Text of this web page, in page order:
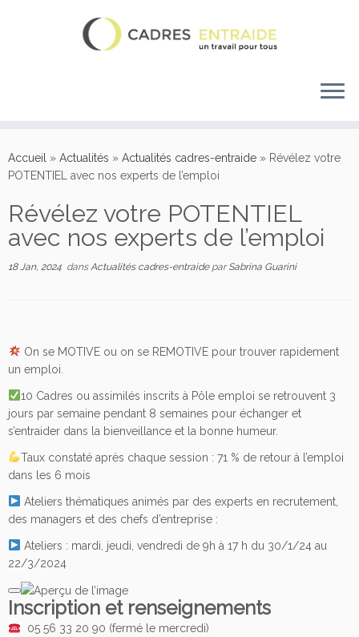
Accueil » Actualités » Actualités cadres-entraide » Révélez votre
POTENTIEL avec nos experts de l’emploi
Révélez votre POTENTIEL
avec nos experts de l’emploi
18 Jan, 2024 dansActualités cadres-entraide parSabrina Guarini
On se MOTIVE ou on se REMOTIVE pour trouver rapidement
un emploi.
10 Cadres ou assimilés inscrits à Pôle emploi se retrouvent 3
jours par semaine pendant 8 semaines pour échanger et
s’entraider dans la bienveillance et la bonne humeur.
Taux constaté après chaque session : 71 % de retour à l’emploi
dans les 6 mois
Ateliers thématiques animés par des experts en recrutement,
des managers et des chefs d’entreprise :
Ateliers : mardi, jeudi, vendredi de 9h à 17 h du 30/1/24 au
22/3/2024
Inscription et renseignements
05 56 33 20 90 (fermé le mercredi)